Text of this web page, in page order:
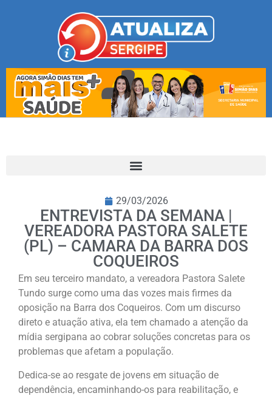
29/03/2026
ENTREVISTA DA SEMANA |
VEREADORA PASTORA SALETE
(PL) – CAMARA DA BARRA DOS
COQUEIROS
Em seu terceiro mandato, a vereadora Pastora Salete
Tundo surge como uma das vozes mais firmes da
oposição na Barra dos Coqueiros. Com um discurso
direto e atuação ativa, ela tem chamado a atenção da
mídia sergipana ao cobrar soluções concretas para os
problemas que afetam a população.
Dedica-se ao resgate de jovens em situação de
dependência, encaminhando-os para reabilitação, e